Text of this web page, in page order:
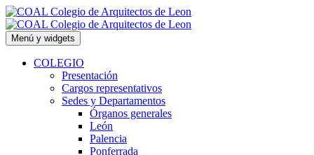
Saltar
al
contenido
Menú y widgets
COLEGIO
Presentación
Cargos representativos
Sedes y Departamentos
Órganos generales
León
Palencia
Ponferrada